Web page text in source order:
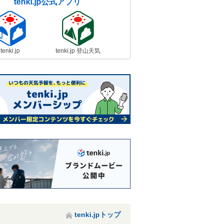
tenki.jp公式アプリ
tenki.jp tenki.jp 登山天気
tenki.jpトップ